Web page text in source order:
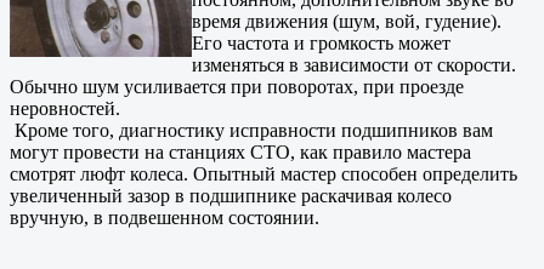
время движения (шум, вой, гудение).
Его частота и громкость может
изменяться в зависимости от скорости.
Обычно шум усиливается при поворотах, при проезде
неровностей.
Кроме того, диагностику исправности подшипников вам
могут провести на станциях СТО, как правило мастера
смотрят люфт колеса. Опытный мастер способен определить
увеличенный зазор в подшипнике раскачивая колесо
вручную, в подвешенном состоянии.